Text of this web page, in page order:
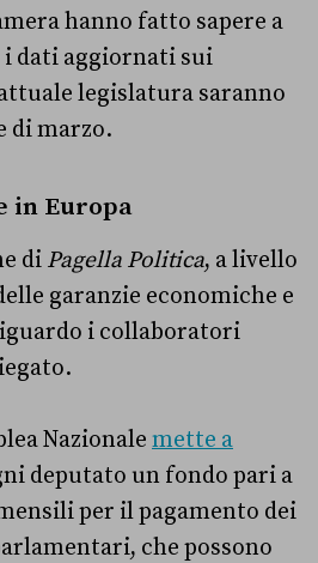
hanno fatto sapere a
i dati aggiornati sui
legislatura saranno
di marzo.
in Europa
di Pagella Politica, a livello
garanzie economiche e
i collaboratori
Nazionale mette a
deputato un fondo pari a
per il pagamento dei
che possono